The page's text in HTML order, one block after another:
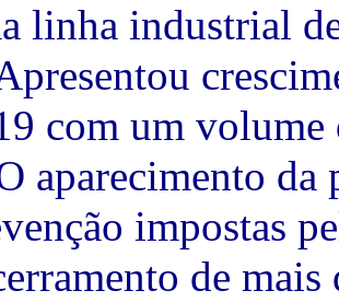
linha industrial
com um volume
aparecimento da
impostas
de